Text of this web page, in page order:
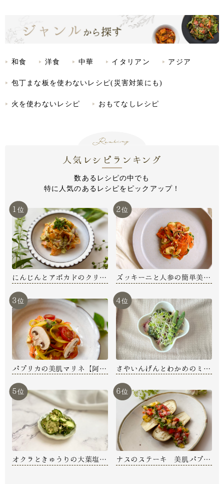
和食 洋食 中華 イタリアン アジア
包丁まな板を使わないレシピ(災害対策にも)
火を使わないレシピ おもてなしレシピ
人気レシピランキング
数あるレシピの中でも
特に人気のあるレシピをピックアップ！
1位
にんじんとアボカドのクリー
香】
2位
ズッキーニと人参の簡単美肌
3位
パプリカの美肌マリネ【阿部
4位
さやいんげんとわかめのミネ
織】
5位
オクラときゅうりの大葉塩こ
6位
ナスのステーキ 美肌パプリ